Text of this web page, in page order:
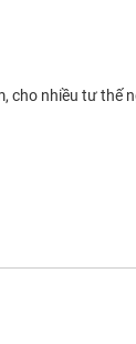
cho nhiều tư thế